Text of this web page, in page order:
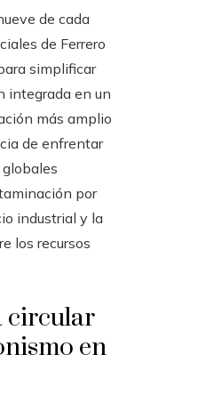
de cada
de Ferrero
simplificar
integrada en un
más amplio
de enfrentar
por
industrial y la
los recursos
circular
en